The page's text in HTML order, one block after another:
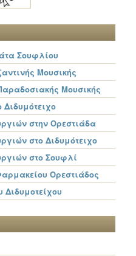
Σουφλίου
Μουσικής
Μουσικής
Διδυμότειχο
στην Ορεστιάδα
στο Διδυμότειχο
στο Σουφλί
Ορεστιάδος